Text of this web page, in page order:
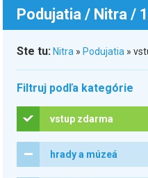
Podujatia / Nitra /
Ste tu: Nitra » Podujatia »
Filtruj podľa kategórie
vstup zdarma
hrady a múzeá